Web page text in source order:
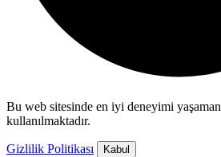
Bu web sitesinde en iyi deneyimi
kullanılmaktadır.
Gizlilik Politikası Kabul